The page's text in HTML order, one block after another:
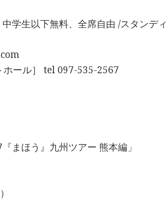
学生以下無料、全席自由 /スタンディ
ホール］ tel 097-535-2567
まほう』九州ツアー 熊本編」